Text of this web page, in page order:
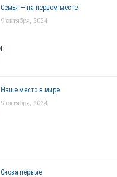
Семья — на первом месте
9 октября, 2024
Наше место в мире
9 октября, 2024
Снова первые